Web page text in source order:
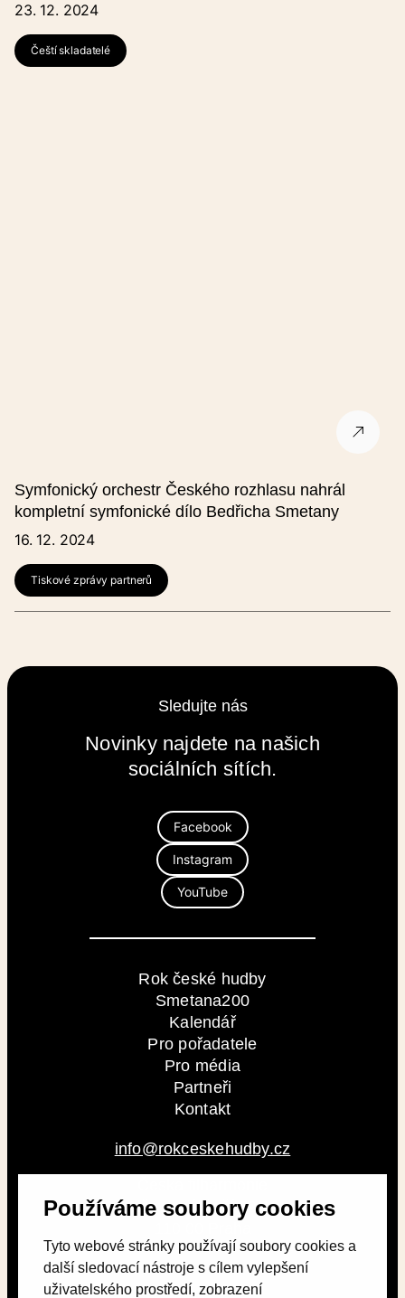
Používáme soubory cookies
Tyto webové stránky používají soubory cookies a
další sledovací nástroje s cílem vylepšení
uživatelského prostředí, zobrazení
23. 12. 2024
Čeští skladatelé
Symfonický orchestr Českého rozhlasu nahrál
kompletní symfonické dílo Bedřicha Smetany
16. 12. 2024
Tiskové zprávy partnerů
Sledujte nás
Novinky najdete na našich
sociálních sítích.
Facebook
Instagram
YouTube
Rok české hudby
Smetana200
Kalendář
Pro pořadatele
Pro média
Partneři
Kontakt
info@rokceskehudby.cz
Alšovo nábřeží 79/12